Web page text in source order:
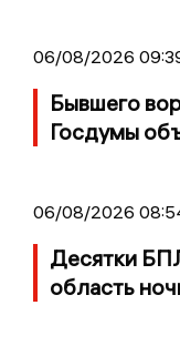
06/08/2026
Бывшего
Госдумы
06/08/2026
Десятки
область